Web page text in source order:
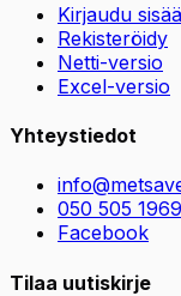
Kirjaudu
Rekisteröidy
Netti-versio
Excel-versio
Yhteystiedot
050 505 1969
Facebook
Tilaa uutiskirje